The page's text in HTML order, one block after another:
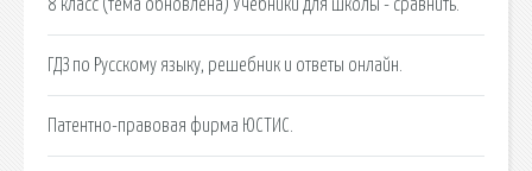
8 класс (тема обновлена) Учебники для школы - сравнить.
ГДЗ по Русскому языку, решебник и ответы онлайн.
Патентно-правовая фирма ЮСТИС.